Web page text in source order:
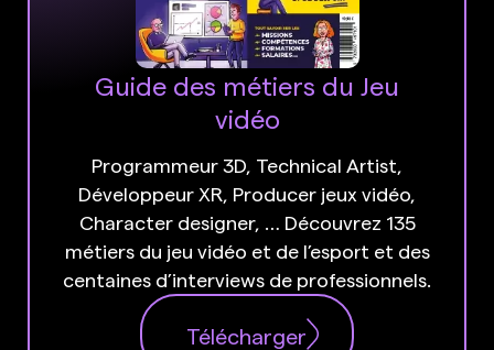
Guide des métiers du Jeu
vidéo
Programmeur 3D, Technical Artist,
Développeur XR, Producer jeux vidéo,
Character designer, … Découvrez 135
métiers du jeu vidéo et de l’esport et des
centaines d’interviews de professionnels.
Télécharger